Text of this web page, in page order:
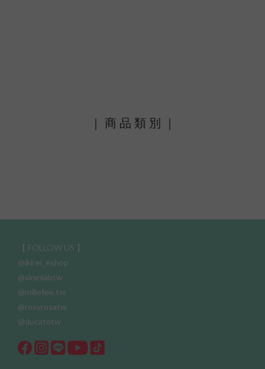
｜ 商 品 類 別 ｜
【 FOLLOW US 】
@ikirei_eshop
@skynlabtw
@millefee.tw
@rosyrosatw
@ducatotw